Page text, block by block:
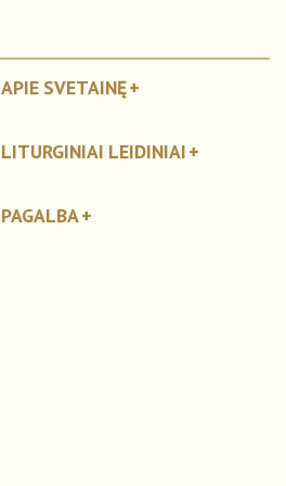
APIE SVETAINĘ
LITURGINIAI LEIDINIAI
PAGALBA